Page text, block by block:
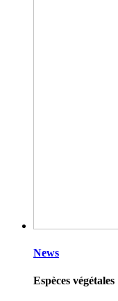
News
Espèces végétales